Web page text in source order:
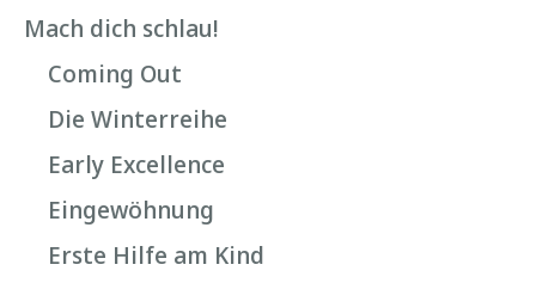
Mach dich schlau!
Coming Out
Die Winterreihe
Early Excellence
Eingewöhnung
Erste Hilfe am Kind